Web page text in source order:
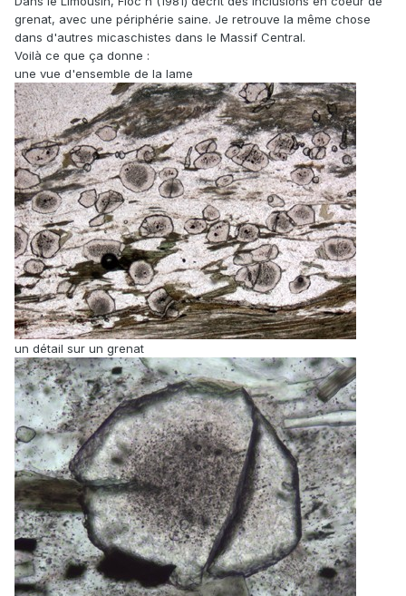
grenat, avec une périphérie saine. Je retrouve la même chose
dans d'autres micaschistes dans le Massif Central.
Voilà ce que ça donne :
une vue d'ensemble de la lame
un détail sur un grenat